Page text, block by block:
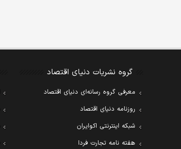
گروه نشریات دنیای اقتصاد
معرفی گروه رسانه‌ای دنیای اقتصاد
روزنامه دنیای اقتصاد
شبکه اینترنتی اکوایران
هفته نامه تجارت فردا